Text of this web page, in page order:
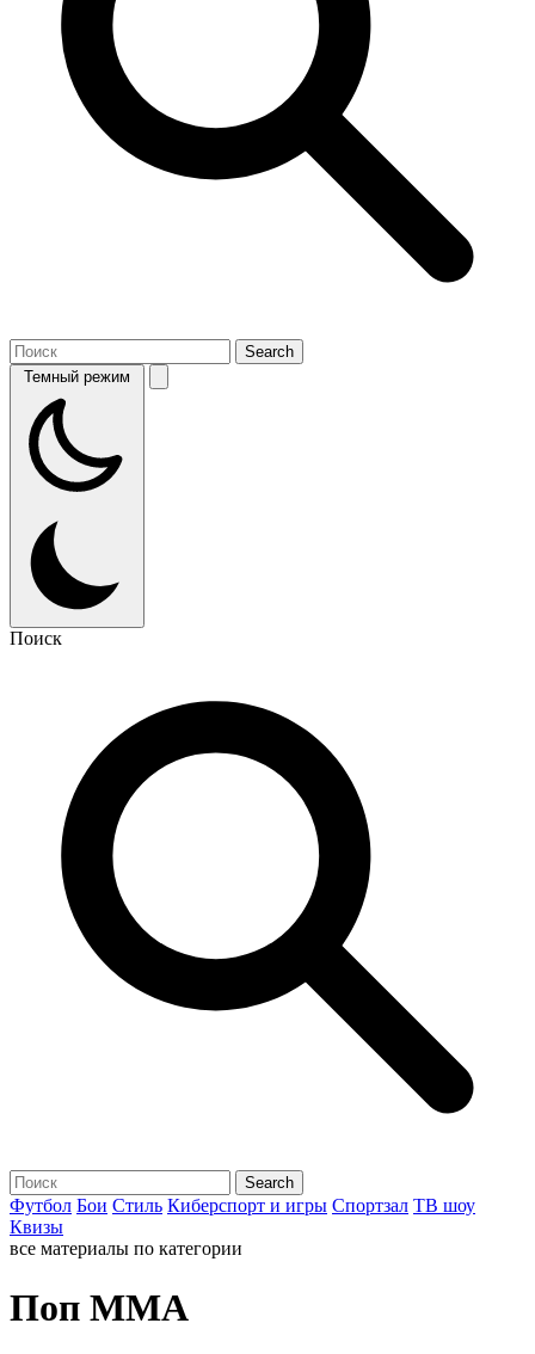
Темный режим
Поиск
Футбол Бои Стиль Киберспорт и игры Спортзал ТВ шоу
Квизы
все материалы по категории
Поп ММА